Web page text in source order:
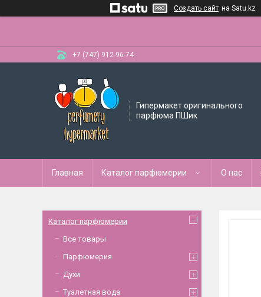
Создать сайт на Satu.kz
+7 (747) 912-96-74
Гипермакет оригинального
парфюма ПШик
Главная Каталог парфюмерии О нас
Каталог парфюмерии
Все товары
Парфюмерия
Духи
Туалетная вода